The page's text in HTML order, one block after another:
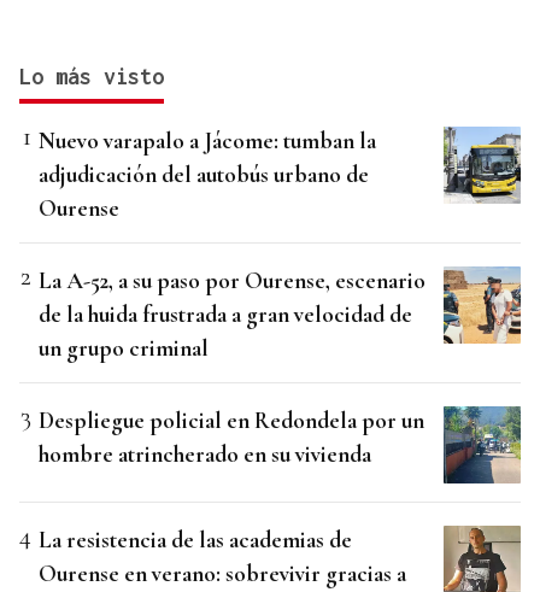
Lo más visto
Nuevo varapalo a Jácome: tumban la
adjudicación del autobús urbano de
Ourense
La A-52, a su paso por Ourense, escenario
de la huida frustrada a gran velocidad de
un grupo criminal
Despliegue policial en Redondela por un
hombre atrincherado en su vivienda
La resistencia de las academias de
Ourense en verano: sobrevivir gracias a